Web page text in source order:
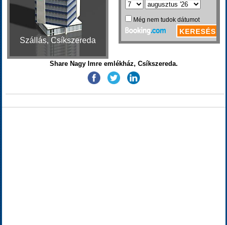
Szállás, Csíkszereda
Share Nagy Imre emlékház, Csíkszereda.